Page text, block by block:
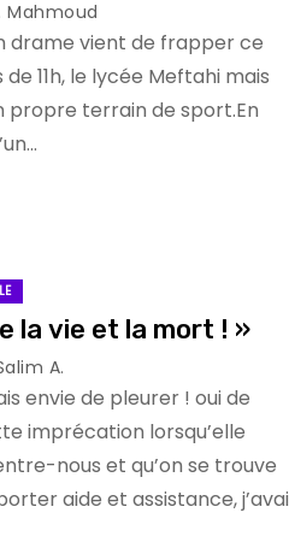
Mahmoud
drame vient de frapper ce
11h, le lycée Meftahi mais
propre terrain de sport.En
la vie et la mort ! »
A.
envie de pleurer ! oui de
imprécation lorsqu’elle
nous et qu’on se trouve
aide et assistance,